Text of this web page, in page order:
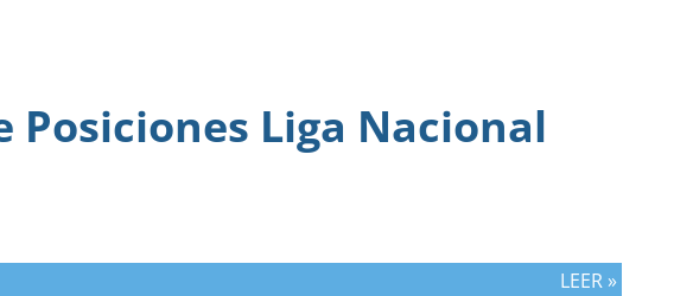
Posiciones Liga Nacional
LEER »